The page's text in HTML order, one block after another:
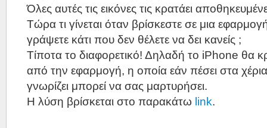
Όλες αυτές τις εικόνες τις κρατάει
Τώρα τι γίνεται όταν βρίσκεστε σε μια
γράψετε κάτι που δεν θέλετε να δει κανείς ;
Τίποτα το διαφορετικό! Δηλαδή το iPhone θα
από την εφαρμογή, η οποία εάν πέσει στα
γνωρίζει μπορεί να σας μαρτυρήσει.
Η λύση βρίσκεται στο παρακάτω link.